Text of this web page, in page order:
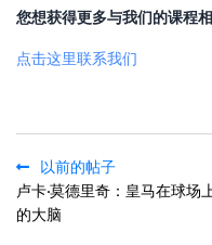
您想获得更多与我们的课程
点击这里联系我们
以前的帖子
卢卡·莫德里奇：皇马在球场
的大脑